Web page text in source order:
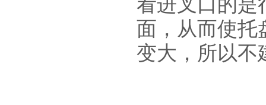
看进叉口的是
面，从而使托
变大，所以不